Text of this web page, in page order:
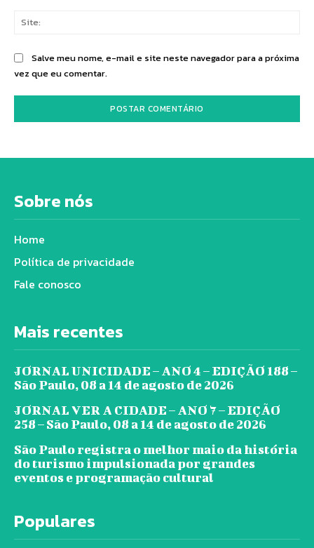
Salve meu nome, e-mail e site neste navegador para a próxima
vez que eu comentar.
Sobre nós
Home
Política de privacidade
Fale conosco
Mais recentes
JORNAL UNICIDADE – ANO 4 – EDIÇÃO 188 –
São Paulo, 08 a 14 de agosto de 2026
JORNAL VER A CIDADE – ANO 7 – EDIÇÃO
258 – São Paulo, 08 a 14 de agosto de 2026
São Paulo registra o melhor maio da história
do turismo impulsionada por grandes
eventos e programação cultural
Populares